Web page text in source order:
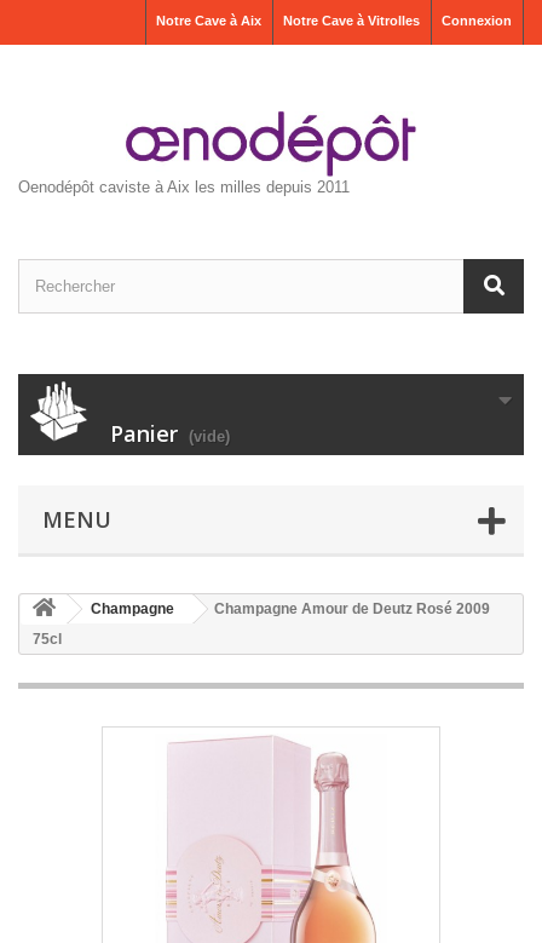
Connexion
Notre Cave à Vitrolles
Notre Cave à Aix
Oenodépôt caviste à Aix les milles depuis 2011
Panier (vide)
MENU
Champagne
Champagne Amour de Deutz Rosé 2009
75cl